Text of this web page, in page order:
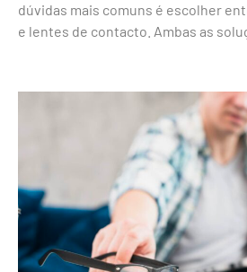
dúvidas mais comuns é escolher
e lentes de contacto. Ambas as